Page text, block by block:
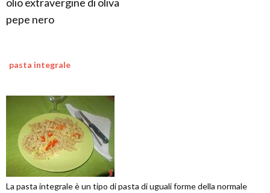
pepe nero
pasta integrale
La pasta integrale è un tipo di pasta di uguali forme della normale